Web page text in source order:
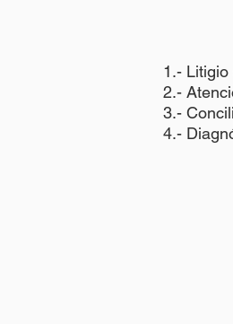
1.-
2.-
3.-
4.-